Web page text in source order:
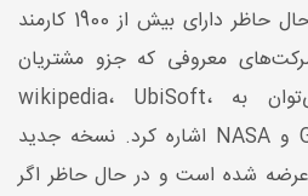
کاربر از آن اشاره کرد و در حال حاظر دارای بیش از 1900 کارمند
معروفی که جزو مشتریان
PHPStorm هستند، می‌توان به wikipedia، UbiSoft،
Google، HP، SAMSUNG و NASA اشاره کرد. نسخه جدید
این نرم‌افزار در سال 2023 عرضه شده است و در حال حاظر اگر